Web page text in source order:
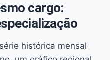
cargo:
histórica mensal